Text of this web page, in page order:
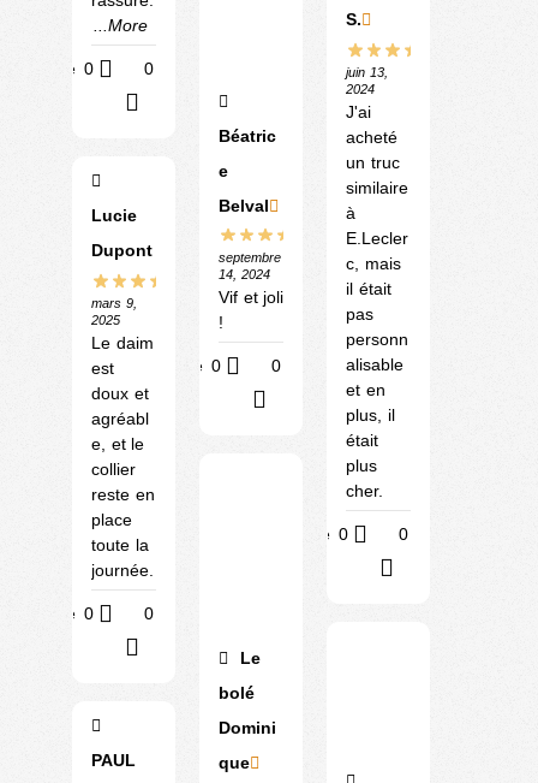
...More
Utile 0 0
Lucie
Dupont
mars 9,
2025
Le daim
est
doux et
agréabl
e, et le
collier
reste en
place
toute la
journée.
Utile 0 0
PAUL
Béatric
e
Belval
septembre
14, 2024
Vif et joli
!
Utile 0 0
Le
bolé
Domini
que
S.
juin 13,
2024
J'ai
acheté
un truc
similaire
à
E.Lecler
c, mais
il était
pas
personn
alisable
et en
plus, il
était
plus
cher.
Utile 0 0